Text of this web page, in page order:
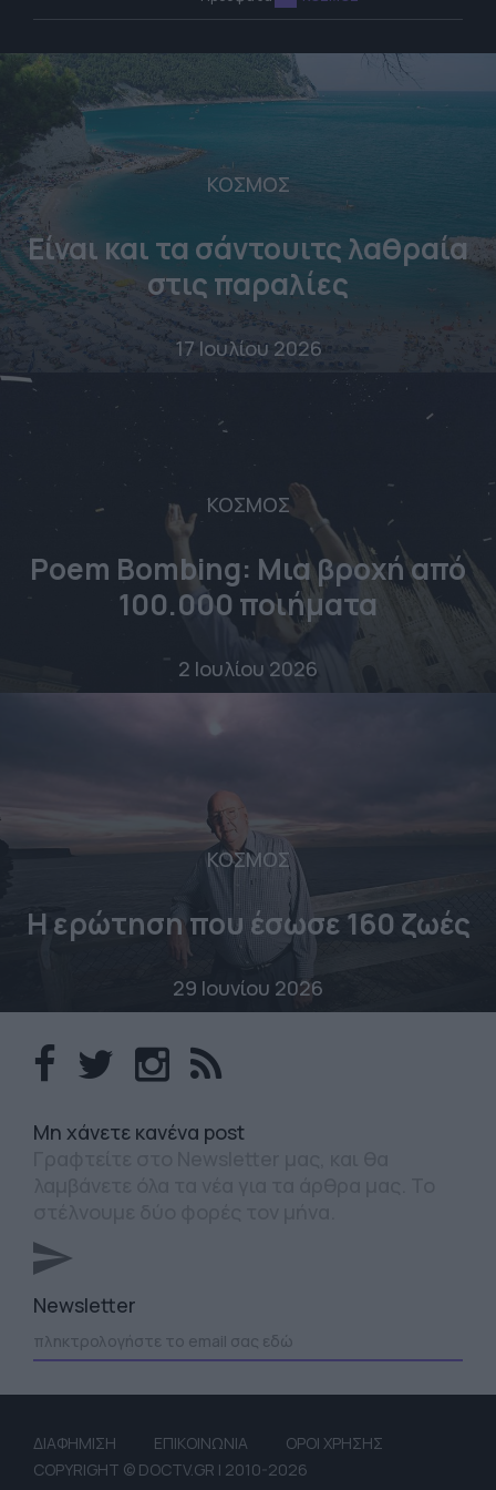
ΚΟΣΜΟΣ
Είναι και τα σάντουιτς λαθραία
στις παραλίες
17 Ιουλίου 2026
ΚΟΣΜΟΣ
Poem Bombing: Mια βροχή από
100.000 ποιήματα
2 Ιουλίου 2026
ΚΟΣΜΟΣ
Η ερώτηση που έσωσε 160 ζωές
29 Ιουνίου 2026
Mη χάνετε κανένα post
Newsletter
ΔΙΑΦΗΜΙΣΗ ΕΠΙΚΟΙΝΩΝΙΑ
ΟΡΟΙ ΧΡΗΣΗΣ
COPYRIGHT © DOCTV.GR | 2010-2026